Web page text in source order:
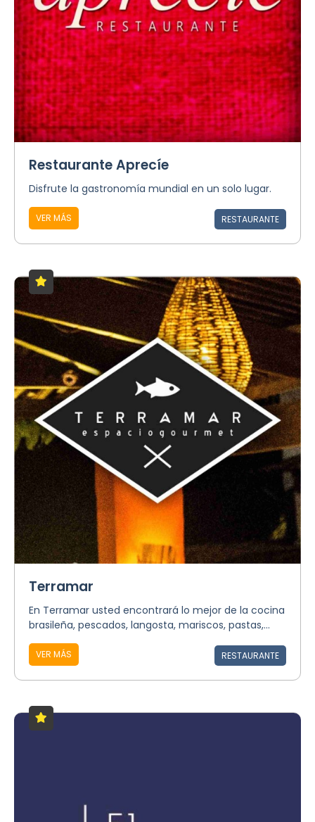
Restaurante Aprecíe
Disfrute la gastronomía mundial en un solo lugar.
VER MÁS RESTAURANTE
Terramar
En Terramar usted encontrará lo mejor de la cocina
brasileña, pescados, langosta, mariscos, pastas,...
VER MÁS RESTAURANTE